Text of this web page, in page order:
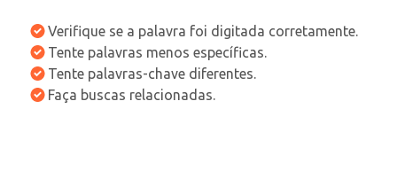
Verifique se a palavra foi digitada corretamente.
Tente palavras menos específicas.
Tente palavras-chave diferentes.
Faça buscas relacionadas.